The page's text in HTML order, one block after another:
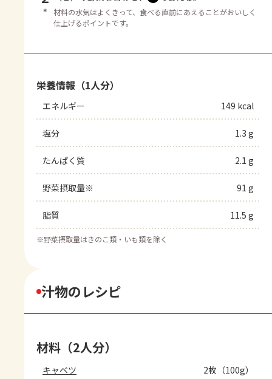
＊
材料の水気はよくきって、食べる直前にあえることがおいしく
仕上げるポイントです。
栄養情報（1人分）
エネルギー 149 kcal
塩分 1.3 g
たんぱく質 2.1 g
野菜摂取量※ 91 g
脂質 11.5 g
※野菜摂取量はきのこ類・いも類を除く
汁物のレシピ
材料（2人分）
キャベツ 2枚（100g）